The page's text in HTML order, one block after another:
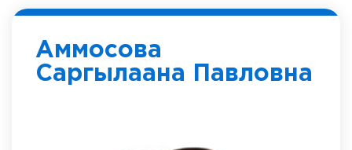
Аммосова
Саргылаана Павловна